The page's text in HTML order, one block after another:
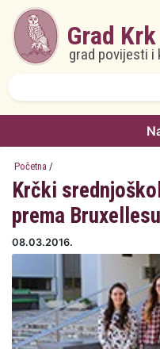
Skoči na glavni sadržaj
Grad Krk
grad povijesti i
Početna /
Krčki
prema Bruxellesu
08.03.2016.